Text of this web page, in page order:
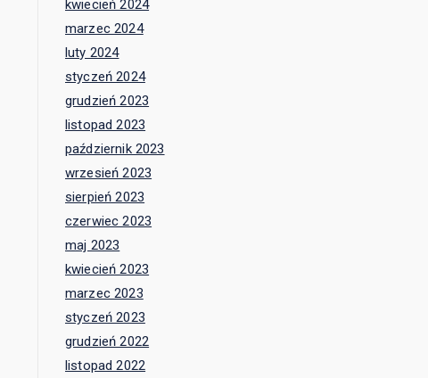
kwiecień 2024
marzec 2024
luty 2024
styczeń 2024
grudzień 2023
listopad 2023
październik 2023
wrzesień 2023
sierpień 2023
czerwiec 2023
maj 2023
kwiecień 2023
marzec 2023
styczeń 2023
grudzień 2022
listopad 2022